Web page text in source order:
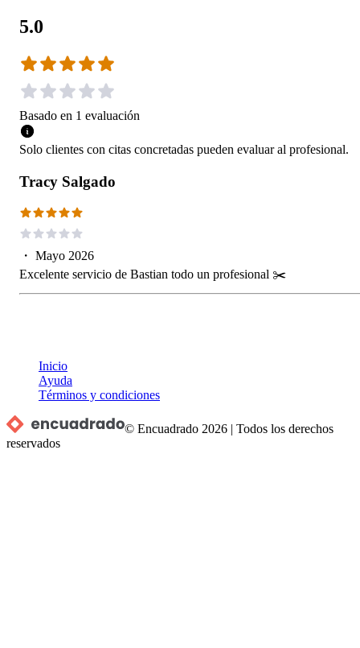
5.0
Basado en 1 evaluación
Solo clientes con citas concretadas pueden evaluar al profesional.
Tracy Salgado
・ Mayo 2026
Excelente servicio de Bastian todo un profesional ✂️
Inicio
Ayuda
Términos y condiciones
© Encuadrado 2026 |Todos los derechos
reservados